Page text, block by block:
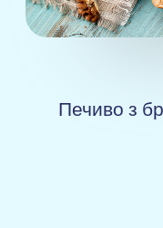
Печиво з